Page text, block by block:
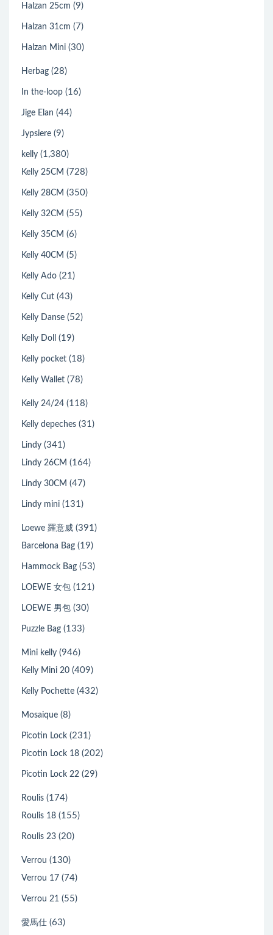
Halzan 25cm (9)
Halzan 31cm (7)
Halzan Mini (30)
Herbag (28)
In the-loop (16)
Jige Elan (44)
Jypsiere (9)
kelly (1,380)
Kelly 25CM (728)
Kelly 28CM (350)
Kelly 32CM (55)
Kelly 35CM (6)
Kelly 40CM (5)
Kelly Ado (21)
Kelly Cut (43)
Kelly Danse (52)
Kelly Doll (19)
Kelly pocket (18)
Kelly Wallet (78)
Kelly 24/24 (118)
Kelly depeches (31)
Lindy (341)
Lindy 26CM (164)
Lindy 30CM (47)
Lindy mini (131)
Loewe 羅意威 (391)
Barcelona Bag (19)
Hammock Bag (53)
LOEWE 女包 (121)
LOEWE 男包 (30)
Puzzle Bag (133)
Mini kelly (946)
Kelly Mini 20 (409)
Kelly Pochette (432)
Mosaique (8)
Picotin Lock (231)
Picotin Lock 18 (202)
Picotin Lock 22 (29)
Roulis (174)
Roulis 18 (155)
Roulis 23 (20)
Verrou (130)
Verrou 17 (74)
Verrou 21 (55)
愛馬仕 (63)